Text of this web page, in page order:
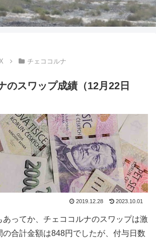
チェココルナ
のスワップ成績（12月22日
2019.12.28 2023.10.01
あってか、チェココルナのスワップは激
の合計金額は848円でしたが、付与日数